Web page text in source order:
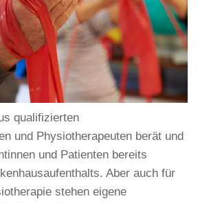
qualifizierten
und Physiotherapeuten berät und
und Patienten bereits
Aber auch für
stehen eigene